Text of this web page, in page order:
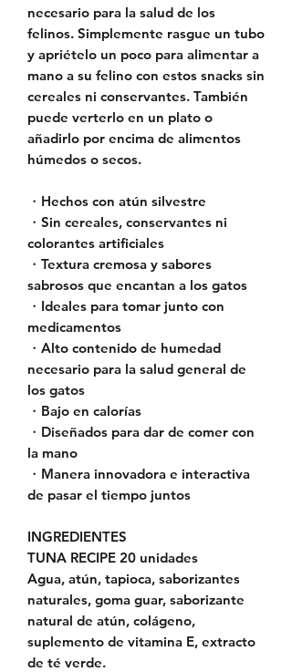
necesario para la salud de los
felinos. Simplemente rasgue un tubo
y apriételo un poco para alimentar a
mano a su felino con estos snacks sin
cereales ni conservantes. También
puede verterlo en un plato o
añadirlo por encima de alimentos
húmedos o secos.
・Hechos con atún silvestre
・Sin cereales, conservantes ni
colorantes artificiales
・Textura cremosa y sabores
sabrosos que encantan a los gatos
・Ideales para tomar junto con
medicamentos
・Alto contenido de humedad
necesario para la salud general de
los gatos
・Bajo en calorías
・Diseñados para dar de comer con
la mano
・Manera innovadora e interactiva
de pasar el tiempo juntos
INGREDIENTES
TUNA RECIPE 20 unidades
Agua, atún, tapioca, saborizantes
naturales, goma guar, saborizante
natural de atún, colágeno,
suplemento de vitamina E, extracto
de té verde.